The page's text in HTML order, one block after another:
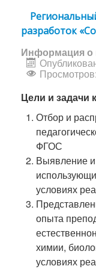
разработок
Информация о
Цели и задачи
Отбор и
ФГОС
Выявление и
условиях
опыта
химии,
условиях